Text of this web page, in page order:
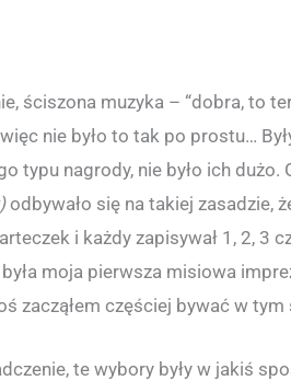
ściszona muzyka – “dobra, to
nie było to tak po prostu…
typu nagrody, nie było ich dużo.
odbywało się na takiej zasadzie,
i każdy zapisywał 1, 2, 3
moja pierwsza misiowa
zacząłem częściej bywać w tym
te wybory były w jakiś